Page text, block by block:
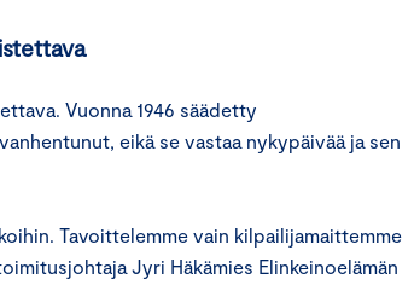
Vuonna 1946 säädetty
eikä se vastaa nykypäivää ja sen
Tavoittelemme vain kilpailijamaittemme
Jyri Häkämies Elinkeinoelämän